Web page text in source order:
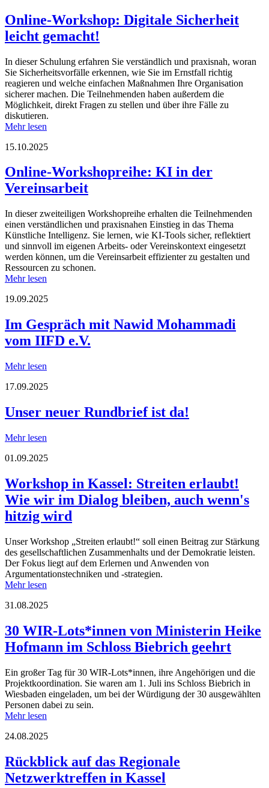
Online-Workshop: Digitale Sicherheit
leicht gemacht!
In dieser Schulung erfahren Sie verständlich und praxisnah, woran
Sie Sicherheitsvorfälle erkennen, wie Sie im Ernstfall richtig
reagieren und welche einfachen Maßnahmen Ihre Organisation
sicherer machen. Die Teilnehmenden haben außerdem die
Möglichkeit, direkt Fragen zu stellen und über ihre Fälle zu
diskutieren.
Mehr lesen
15.10.2025
Online-Workshopreihe: KI in der
Vereinsarbeit
In dieser zweiteiligen Workshopreihe erhalten die Teilnehmenden
einen verständlichen und praxisnahen Einstieg in das Thema
Künstliche Intelligenz. Sie lernen, wie KI-Tools sicher, reflektiert
und sinnvoll im eigenen Arbeits- oder Vereinskontext eingesetzt
werden können, um die Vereinsarbeit effizienter zu gestalten und
Ressourcen zu schonen.
Mehr lesen
19.09.2025
Im Gespräch mit Nawid Mohammadi
vom IIFD e.V.
Mehr lesen
17.09.2025
Unser neuer Rundbrief ist da!
Mehr lesen
01.09.2025
Workshop in Kassel: Streiten erlaubt!
Wie wir im Dialog bleiben, auch wenn's
hitzig wird
Unser Workshop „Streiten erlaubt!“ soll einen Beitrag zur Stärkung
des gesellschaftlichen Zusammenhalts und der Demokratie leisten.
Der Fokus liegt auf dem Erlernen und Anwenden von
Argumentationstechniken und -strategien.
Mehr lesen
31.08.2025
30 WIR-Lots*innen von Ministerin Heike
Hofmann im Schloss Biebrich geehrt
Ein großer Tag für 30 WIR-Lots*innen, ihre Angehörigen und die
Projektkoordination. Sie waren am 1. Juli ins Schloss Biebrich in
Wiesbaden eingeladen, um bei der Würdigung der 30 ausgewählten
Personen dabei zu sein.
Mehr lesen
24.08.2025
Rückblick auf das Regionale
Netzwerktreffen in Kassel